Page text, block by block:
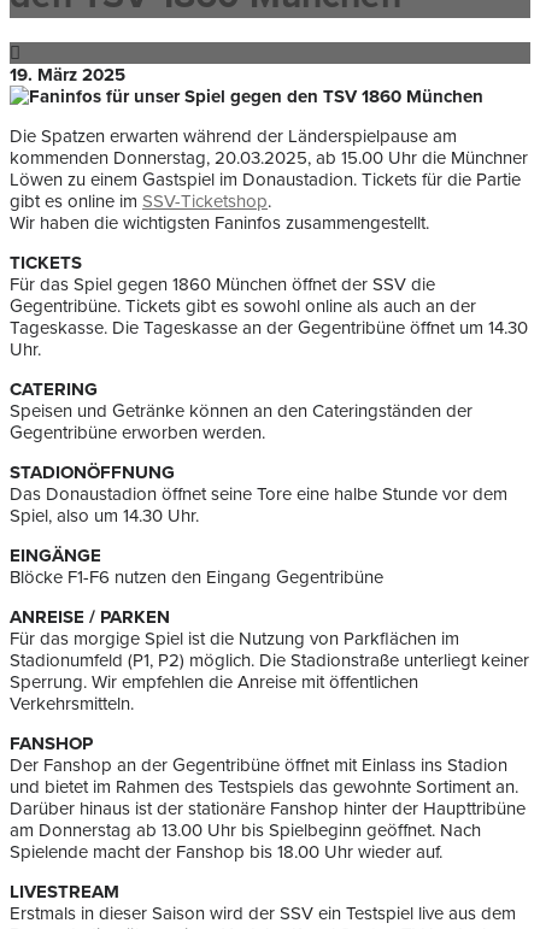
19. März 2025
Die Spatzen erwarten während der Länderspielpause am
kommenden Donnerstag, 20.03.2025, ab 15.00 Uhr die Münchner
Löwen zu einem Gastspiel im Donaustadion. Tickets für die Partie
gibt es online im SSV-Ticketshop.
Wir haben die wichtigsten Faninfos zusammengestellt.
TICKETS
Für das Spiel gegen 1860 München öffnet der SSV die
Gegentribüne. Tickets gibt es sowohl online als auch an der
Tageskasse. Die Tageskasse an der Gegentribüne öffnet um 14.30
Uhr.
CATERING
Speisen und Getränke können an den Cateringständen der
Gegentribüne erworben werden.
STADIONÖFFNUNG
Das Donaustadion öffnet seine Tore eine halbe Stunde vor dem
Spiel, also um 14.30 Uhr.
EINGÄNGE
Blöcke F1-F6 nutzen den Eingang Gegentribüne
ANREISE / PARKEN
Für das morgige Spiel ist die Nutzung von Parkflächen im
Stadionumfeld (P1, P2) möglich. Die Stadionstraße unterliegt keiner
Sperrung. Wir empfehlen die Anreise mit öffentlichen
Verkehrsmitteln.
FANSHOP
Der Fanshop an der Gegentribüne öffnet mit Einlass ins Stadion
und bietet im Rahmen des Testspiels das gewohnte Sortiment an.
Darüber hinaus ist der stationäre Fanshop hinter der Haupttribüne
am Donnerstag ab 13.00 Uhr bis Spielbeginn geöffnet. Nach
Spielende macht der Fanshop bis 18.00 Uhr wieder auf.
LIVESTREAM
Erstmals in dieser Saison wird der SSV ein Testspiel live aus dem